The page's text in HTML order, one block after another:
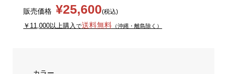
販売価格 ¥25,600(税込)
￥11,000以上購入 で送料無料（沖縄・離島除く）